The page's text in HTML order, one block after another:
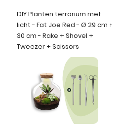
DIY Planten terrarium met
licht - Fat Joe Red - Ø 29 cm ↑
30 cm - Rake + Shovel +
Tweezer + Scissors